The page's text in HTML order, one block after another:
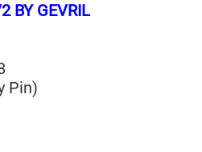
BY GEVRIL
Pin)